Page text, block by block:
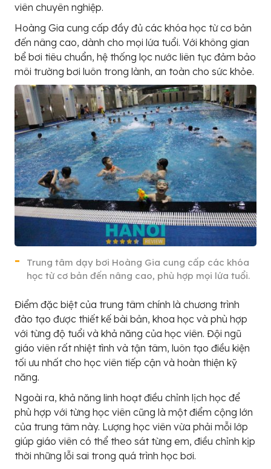
viên chuyên nghiệp.
Hoàng Gia cung cấp đầy đủ các khóa học từ cơ bản
đến nâng cao, dành cho mọi lứa tuổi. Với không gian
bể bơi tiêu chuẩn, hệ thống lọc nước liên tục đảm bảo
môi trường bơi luôn trong lành, an toàn cho sức khỏe.
Trung tâm dạy bơi Hoàng Gia cung cấp các khóa
học từ cơ bản đến nâng cao, phù hợp mọi lứa tuổi.
Điểm đặc biệt của trung tâm chính là chương trình
đào tạo được thiết kế bài bản, khoa học và phù hợp
với từng độ tuổi và khả năng của học viên. Đội ngũ
giáo viên rất nhiệt tình và tận tâm, luôn tạo điều kiện
tối ưu nhất cho học viên tiếp cận và hoàn thiện kỹ
năng.
Ngoài ra, khả năng linh hoạt điều chỉnh lịch học để
phù hợp với từng học viên cũng là một điểm cộng lớn
của trung tâm này. Lượng học viên vừa phải mỗi lớp
giúp giáo viên có thể theo sát từng em, điều chỉnh kịp
thời những lỗi sai trong quá trình học bơi.